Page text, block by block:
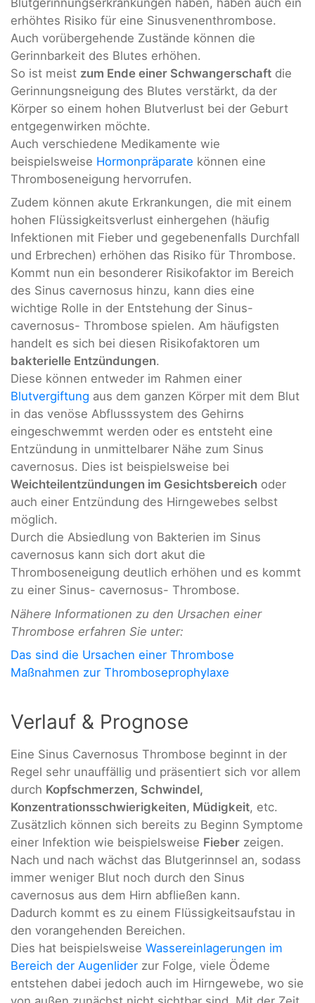
erhöhtes Risiko für eine Sinusvenenthrombose.
Auch vorübergehende Zustände können die
Gerinnbarkeit des Blutes erhöhen.
So ist meist zum Ende einer Schwangerschaft die
Gerinnungsneigung des Blutes verstärkt, da der
Körper so einem hohen Blutverlust bei der Geburt
entgegenwirken möchte.
Auch verschiedene Medikamente wie
beispielsweise Hormonpräparate können eine
Thromboseneigung hervorrufen.
Zudem können akute Erkrankungen, die mit einem
hohen Flüssigkeitsverlust einhergehen (häufig
Infektionen mit Fieber und gegebenenfalls Durchfall
und Erbrechen) erhöhen das Risiko für Thrombose.
Kommt nun ein besonderer Risikofaktor im Bereich
des Sinus cavernosus hinzu, kann dies eine
wichtige Rolle in der Entstehung der Sinus-
cavernosus- Thrombose spielen. Am häufigsten
handelt es sich bei diesen Risikofaktoren um
bakterielle Entzündungen.
Diese können entweder im Rahmen einer
Blutvergiftung aus dem ganzen Körper mit dem Blut
in das venöse Abflusssystem des Gehirns
eingeschwemmt werden oder es entsteht eine
Entzündung in unmittelbarer Nähe zum Sinus
cavernosus. Dies ist beispielsweise bei
Weichteilentzündungen im Gesichtsbereich oder
auch einer Entzündung des Hirngewebes selbst
möglich.
Durch die Absiedlung von Bakterien im Sinus
cavernosus kann sich dort akut die
Thromboseneigung deutlich erhöhen und es kommt
zu einer Sinus- cavernosus- Thrombose.
Nähere Informationen zu den Ursachen einer
Thrombose erfahren Sie unter:
Das sind die Ursachen einer Thrombose
Maßnahmen zur Thromboseprophylaxe
Verlauf & Prognose
Eine Sinus Cavernosus Thrombose beginnt in der
Regel sehr unauffällig und präsentiert sich vor allem
durch Kopfschmerzen, Schwindel,
Konzentrationsschwierigkeiten, Müdigkeit, etc.
Zusätzlich können sich bereits zu Beginn Symptome
einer Infektion wie beispielsweise Fieber zeigen.
Nach und nach wächst das Blutgerinnsel an, sodass
immer weniger Blut noch durch den Sinus
cavernosus aus dem Hirn abfließen kann.
Dadurch kommt es zu einem Flüssigkeitsaufstau in
den vorangehenden Bereichen.
Dies hat beispielsweise Wassereinlagerungen im
Bereich der Augenlider zur Folge, viele Ödeme
entstehen dabei jedoch auch im Hirngewebe, wo sie